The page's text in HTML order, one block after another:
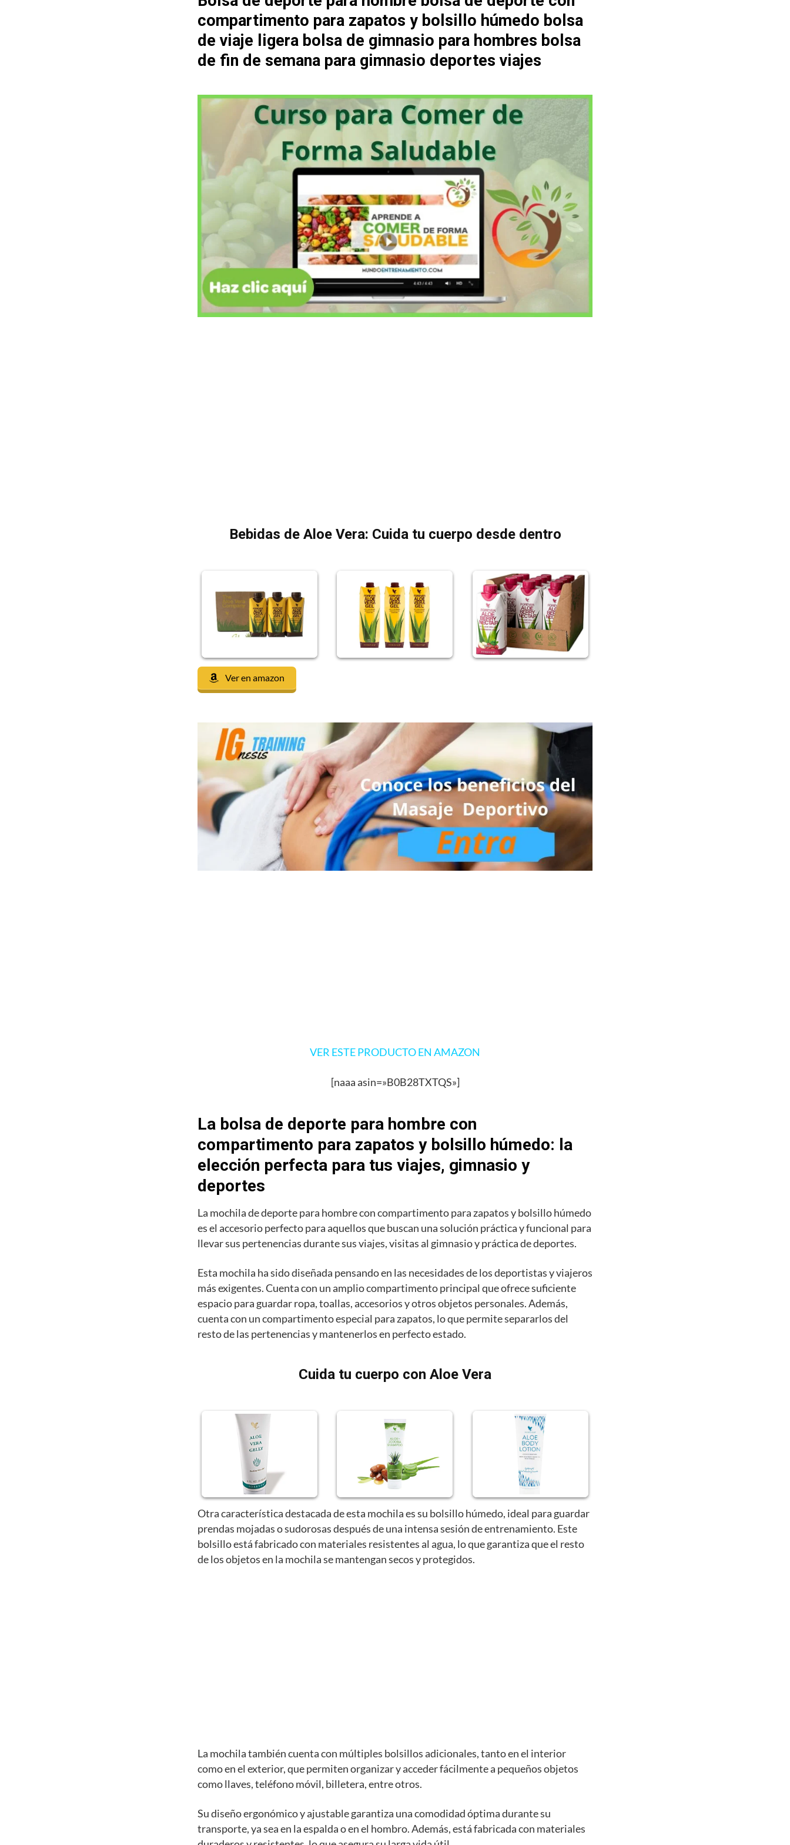
compartimento para zapatos y bolsillo húmedo bolsa
de viaje ligera bolsa de gimnasio para hombres bolsa
de fin de semana para gimnasio deportes viajes
Bebidas de Aloe Vera: Cuida tu cuerpo desde dentro
Ver en amazon
VER ESTE PRODUCTO EN AMAZON
[naaa asin=»B0B28TXTQS»]
La bolsa de deporte para hombre con
compartimento para zapatos y bolsillo húmedo: la
elección perfecta para tus viajes, gimnasio y
deportes
La mochila de deporte para hombre con compartimento para zapatos y bolsillo húmedo
es el accesorio perfecto para aquellos que buscan una solución práctica y funcional para
llevar sus pertenencias durante sus viajes, visitas al gimnasio y práctica de deportes.
Esta mochila ha sido diseñada pensando en las necesidades de los deportistas y viajeros
más exigentes. Cuenta con un amplio compartimento principal que ofrece suficiente
espacio para guardar ropa, toallas, accesorios y otros objetos personales. Además,
cuenta con un compartimento especial para zapatos, lo que permite separarlos del
resto de las pertenencias y mantenerlos en perfecto estado.
Cuida tu cuerpo con Aloe Vera
Otra característica destacada de esta mochila es su bolsillo húmedo, ideal para guardar
prendas mojadas o sudorosas después de una intensa sesión de entrenamiento. Este
bolsillo está fabricado con materiales resistentes al agua, lo que garantiza que el resto
de los objetos en la mochila se mantengan secos y protegidos.
La mochila también cuenta con múltiples bolsillos adicionales, tanto en el interior
como en el exterior, que permiten organizar y acceder fácilmente a pequeños objetos
como llaves, teléfono móvil, billetera, entre otros.
Su diseño ergonómico y ajustable garantiza una comodidad óptima durante su
transporte, ya sea en la espalda o en el hombro. Además, está fabricada con materiales